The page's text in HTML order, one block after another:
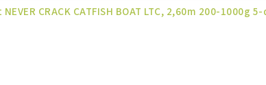
CRACK CATFISH BOAT LTC, 2,60m 200-1000g